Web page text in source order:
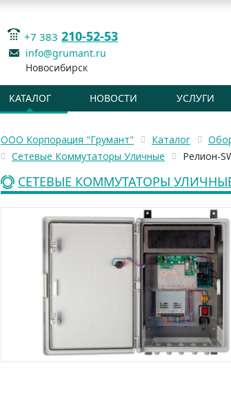
+7 383 210-52-53
info@grumant.ru
Новосибирск
КАТАЛОГ НОВОСТИ УСЛУГИ
ООО Корпорация "Грумант" Каталог
Сетевые Коммутаторы Уличные
Релион-
СЕТЕВЫЕ КОММУТАТОРЫ